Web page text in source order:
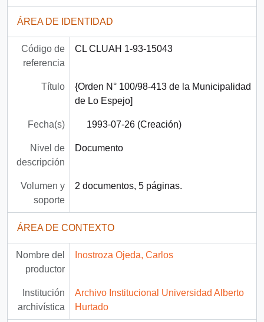
ÁREA DE IDENTIDAD
Código de
referencia
CL CLUAH 1-93-15043
Título
{Orden N° 100/98-413 de la Municipalidad
de Lo Espejo]
Fecha(s) 1993-07-26 (Creación)
Nivel de
descripción
Documento
Volumen y
soporte
2 documentos, 5 páginas.
ÁREA DE CONTEXTO
Nombre del
productor
Inostroza Ojeda, Carlos
Institución
archivística
Archivo Institucional Universidad Alberto
Hurtado